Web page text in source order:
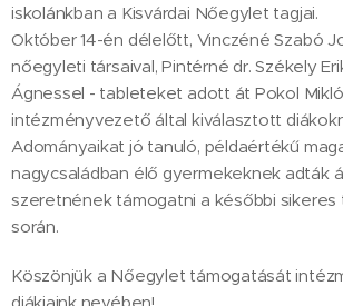
iskolánkban a Kisvárdai Nőegylet tagjai.
Október 14-én délelőtt, Vinczéné Szabó
nőegyleti társaival, Pintérné dr. Székely
Ágnessel - tableteket adott át Pokol
intézményvezető által kiválasztott
Adományaikat jó tanuló, példaértékű
nagycsaládban élő gyermekeknek adták
szeretnének támogatni a későbbi sikeres
során.
Köszönjük a Nőegylet támogatását
diákjaink nevében!